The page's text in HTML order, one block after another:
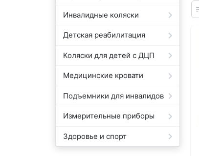
Инвалидные коляски
Детская реабилитация
Коляски для детей с ДЦП
Медицинские кровати
Подъемники для инвалидов
Измерительные приборы
Здоровье и спорт